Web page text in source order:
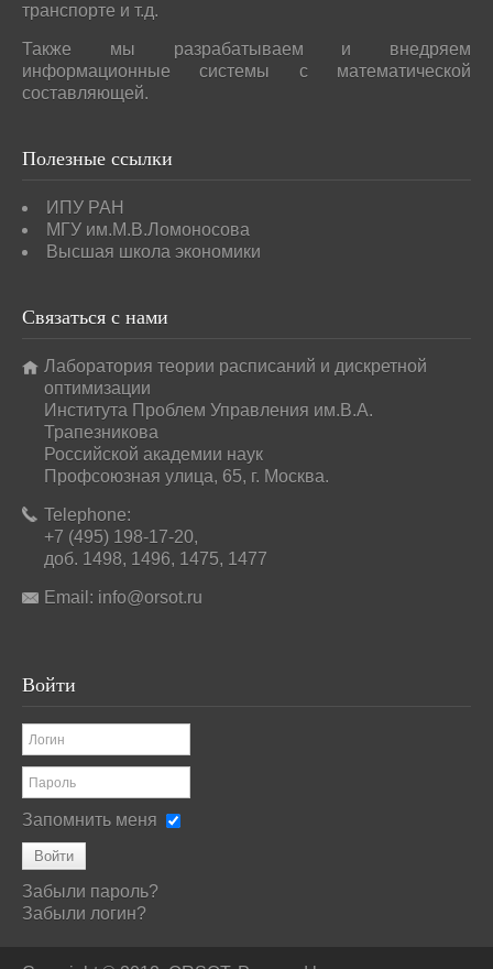
транспорте и т.д.
Также мы разрабатываем и внедряем
информационные системы с математической
составляющей.
Полезные ссылки
ИПУ РАН
МГУ им.М.В.Ломоносова
Высшая школа экономики
Связаться с нами
Лаборатория теории расписаний и дискретной
оптимизации
Института Проблем Управления им.В.А.
Трапезникова
Российской академии наук
Профсоюзная улица, 65, г. Москва.
Telephone:
+7 (495) 198-17-20,
доб. 1498, 1496, 1475, 1477
Email: info@orsot.ru
Войти
Запомнить меня
Войти
Забыли пароль?
Забыли логин?